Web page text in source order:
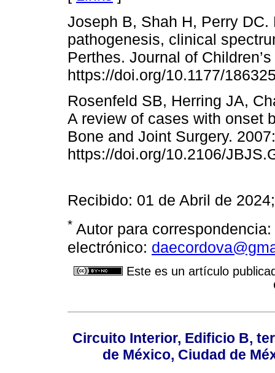
Joseph B, Shah H, Perry
pathogenesis, clinical
Perthes. Journal of
https://doi.org/10.1177/
Rosenfeld SB, Herring JA,
A review of cases with onset
Bone and Joint Surgery.
https://doi.org/10.2106/
Recibido: 01 de Abril de
* Autor para
electrónico:
Este es un artículo
Circuito Interior, Edificio B,
de México, Ciudad de